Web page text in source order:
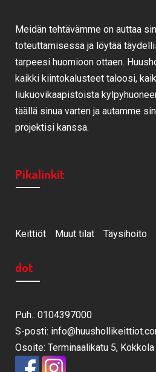
Meidän tehtävämme on auttaa
toteuttamisessa ja löytää
tarpeesi huomioon ottaen.
kaikki kiintokalusteet taloosi,
liukuovikaapistoista
täällä sinua varten ja autamme
projektisi kanssa.
Pikalinkit
Keittiöt Muut tilat Täysihoito
dot
Puh.: 0104397000
S-posti:
Osoite: Terminaalikatu 5, Kokkola